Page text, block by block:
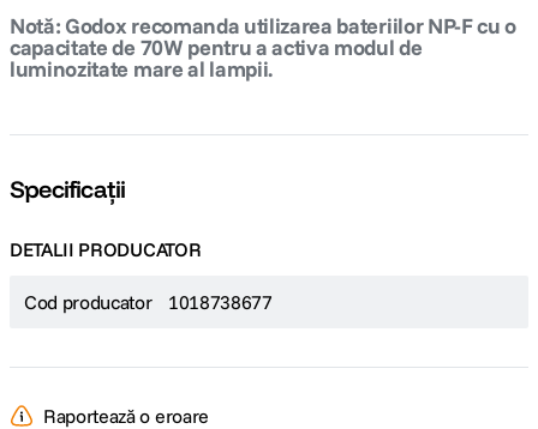
Notă: Godox recomanda utilizarea bateriilor NP-F cu o
capacitate de 70W pentru a activa modul de
luminozitate mare al lampii.
Specificații
DETALII PRODUCATOR
Cod producator 1018738677
Raportează o eroare